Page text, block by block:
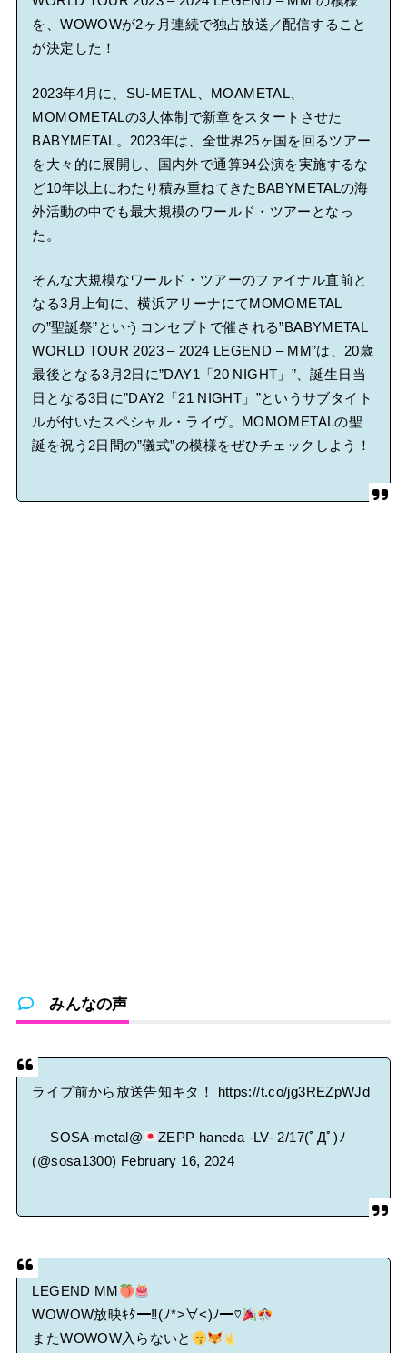
を、WOWOWが2ヶ月連続で独占放送／配信すること
が決定した！
2023年4月に、SU-METAL、MOAMETAL、
MOMOMETALの3人体制で新章をスタートさせた
BABYMETAL。2023年は、全世界25ヶ国を回るツアー
を大々的に展開し、国内外で通算94公演を実施するな
ど10年以上にわたり積み重ねてきたBABYMETALの海
外活動の中でも最大規模のワールド・ツアーとなっ
た。
そんな大規模なワールド・ツアーのファイナル直前と
なる3月上旬に、横浜アリーナにてMOMOMETAL
の”聖誕祭”というコンセプトで催される”BABYMETAL
WORLD TOUR 2023 – 2024 LEGEND – MM”は、20歳
最後となる3月2日に”DAY1「20 NIGHT」”、誕生日当
日となる3日に”DAY2「21 NIGHT」”というサブタイト
ルが付いたスペシャル・ライヴ。MOMOMETALの聖
誕を祝う2日間の”儀式”の模様をぜひチェックしよう！
みんなの声
ライブ前から放送告知キタ！ https://t.co/jg3REZpWJd
— SOSA-metal@
ZEPP haneda -LV- 2/17(ﾟДﾟ)ﾉ
(@sosa1300) February 16, 2024
LEGEND MM
WOWOW放映ｷﾀ━‼(ﾉ*>∀<)ﾉ━♡
またWOWOW入らないと